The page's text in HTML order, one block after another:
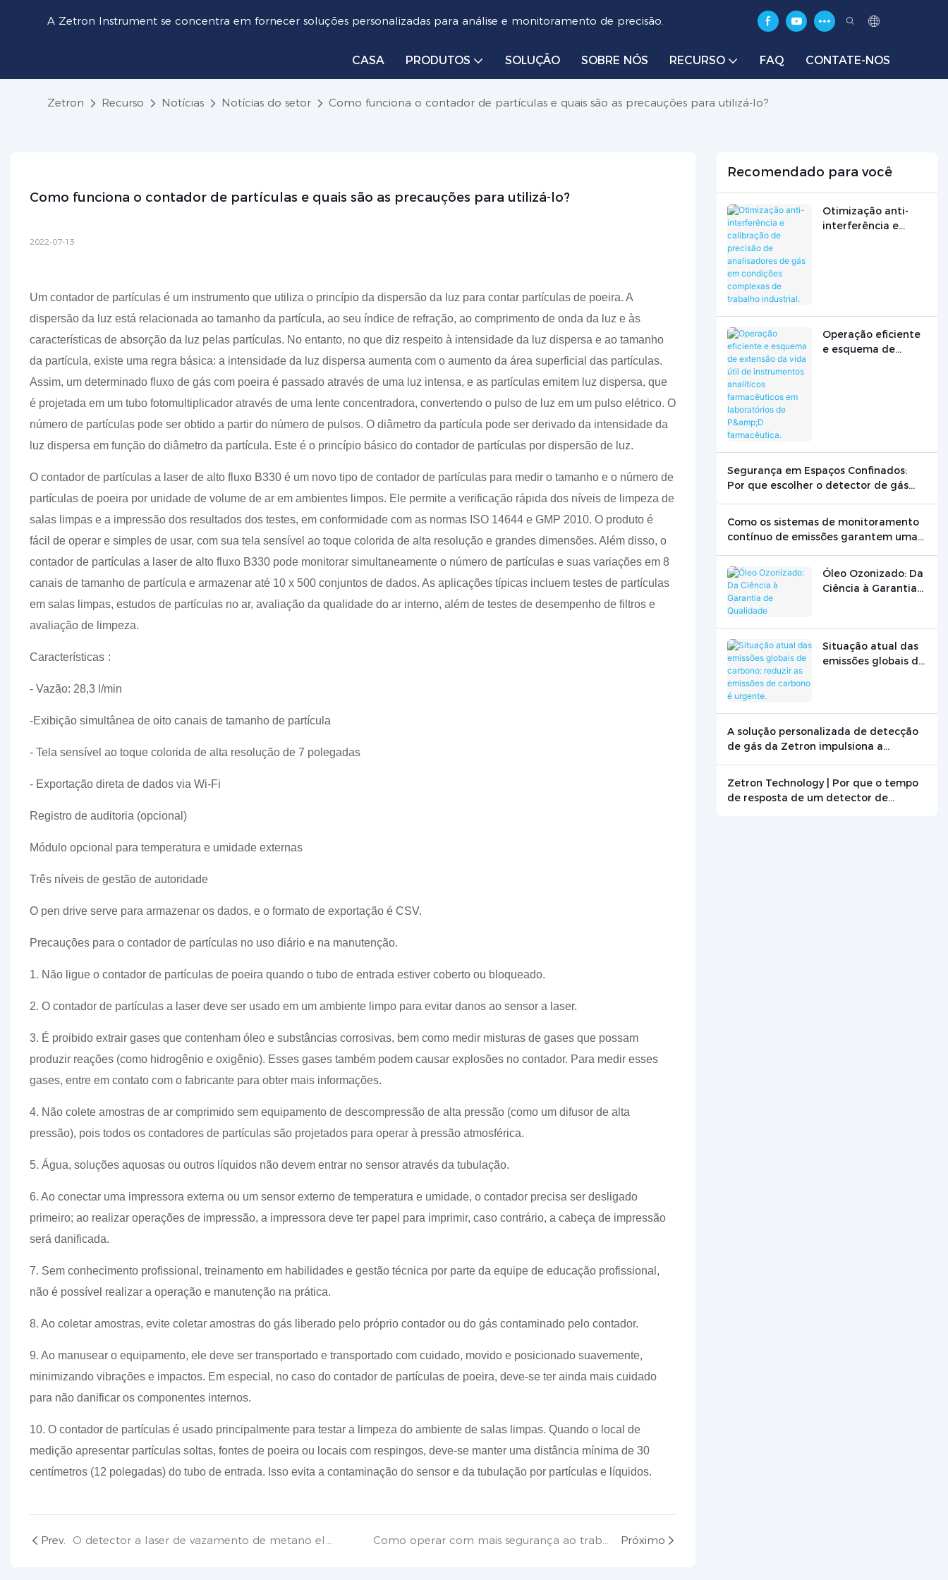
A Zetron Instrument se concentra em fornecer soluções personalizadas para análise e monitoramento de precisão.
CASA PRODUTOS SOLUÇÃO SOBRE NÓS RECURSO FAQ CONTATE-NOS
Zetron Recurso Notícias Notícias do setor Como funciona o contador de partículas e quais são as precauções para utilizá-lo?
Como funciona o contador de partículas e quais são as precauções para utilizá-lo?
2022-07-13
Um contador de partículas é um instrumento que utiliza o princípio da dispersão da luz para contar partículas de poeira. A
dispersão da luz está relacionada ao tamanho da partícula, ao seu índice de refração, ao comprimento de onda da luz e às
características de absorção da luz pelas partículas. No entanto, no que diz respeito à intensidade da luz dispersa e ao tamanho
da partícula, existe uma regra básica: a intensidade da luz dispersa aumenta com o aumento da área superficial das partículas.
Assim, um determinado fluxo de gás com poeira é passado através de uma luz intensa, e as partículas emitem luz dispersa, que
é projetada em um tubo fotomultiplicador através de uma lente concentradora, convertendo o pulso de luz em um pulso elétrico. O
número de partículas pode ser obtido a partir do número de pulsos. O diâmetro da partícula pode ser derivado da intensidade da
luz dispersa em função do diâmetro da partícula. Este é o princípio básico do contador de partículas por dispersão de luz.
O contador de partículas a laser de alto fluxo B330 é um novo tipo de contador de partículas para medir o tamanho e o número de
partículas de poeira por unidade de volume de ar em ambientes limpos. Ele permite a verificação rápida dos níveis de limpeza de
salas limpas e a impressão dos resultados dos testes, em conformidade com as normas ISO 14644 e GMP 2010. O produto é
fácil de operar e simples de usar, com sua tela sensível ao toque colorida de alta resolução e grandes dimensões. Além disso, o
contador de partículas a laser de alto fluxo B330 pode monitorar simultaneamente o número de partículas e suas variações em 8
canais de tamanho de partícula e armazenar até 10 x 500 conjuntos de dados. As aplicações típicas incluem testes de partículas
em salas limpas, estudos de partículas no ar, avaliação da qualidade do ar interno, além de testes de desempenho de filtros e
avaliação de limpeza.
Características :
- Vazão: 28,3 l/min
-Exibição simultânea de oito canais de tamanho de partícula
- Tela sensível ao toque colorida de alta resolução de 7 polegadas
- Exportação direta de dados via Wi-Fi
Registro de auditoria (opcional)
Módulo opcional para temperatura e umidade externas
Três níveis de gestão de autoridade
O pen drive serve para armazenar os dados, e o formato de exportação é CSV.
Precauções para o contador de partículas no uso diário e na manutenção.
1. Não ligue o contador de partículas de poeira quando o tubo de entrada estiver coberto ou bloqueado.
2. O contador de partículas a laser deve ser usado em um ambiente limpo para evitar danos ao sensor a laser.
3. É proibido extrair gases que contenham óleo e substâncias corrosivas, bem como medir misturas de gases que possam
produzir reações (como hidrogênio e oxigênio). Esses gases também podem causar explosões no contador. Para medir esses
gases, entre em contato com o fabricante para obter mais informações.
4. Não colete amostras de ar comprimido sem equipamento de descompressão de alta pressão (como um difusor de alta
pressão), pois todos os contadores de partículas são projetados para operar à pressão atmosférica.
5. Água, soluções aquosas ou outros líquidos não devem entrar no sensor através da tubulação.
6. Ao conectar uma impressora externa ou um sensor externo de temperatura e umidade, o contador precisa ser desligado
primeiro; ao realizar operações de impressão, a impressora deve ter papel para imprimir, caso contrário, a cabeça de impressão
será danificada.
7. Sem conhecimento profissional, treinamento em habilidades e gestão técnica por parte da equipe de educação profissional,
não é possível realizar a operação e manutenção na prática.
8. Ao coletar amostras, evite coletar amostras do gás liberado pelo próprio contador ou do gás contaminado pelo contador.
9. Ao manusear o equipamento, ele deve ser transportado e transportado com cuidado, movido e posicionado suavemente,
minimizando vibrações e impactos. Em especial, no caso do contador de partículas de poeira, deve-se ter ainda mais cuidado
para não danificar os componentes internos.
10. O contador de partículas é usado principalmente para testar a limpeza do ambiente de salas limpas. Quando o local de
medição apresentar partículas soltas, fontes de poeira ou locais com respingos, deve-se manter uma distância mínima de 30
centímetros (12 polegadas) do tubo de entrada. Isso evita a contaminação do sensor e da tubulação por partículas e líquidos.
Prev. Próximo
Recomendado para você
Otimização anti-
interferência e
trabalho industrial.
Operação eficiente
e esquema de
Segurança em Espaços Confinados:
Por que escolher o detector de gás
Como os sistemas de monitoramento
contínuo de emissões garantem uma
Óleo Ozonizado: Da
Ciência à Garantia
Situação atual das
emissões globais de
A solução personalizada de detecção
de gás da Zetron impulsiona a
Zetron Technology | Por que o tempo
de resposta de um detector de